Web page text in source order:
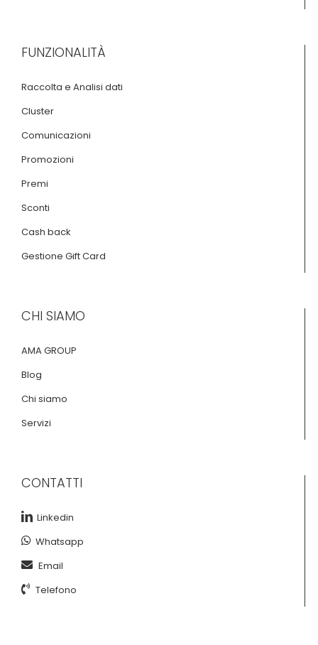
FUNZIONALITÀ
Raccolta e Analisi dati
Cluster
Comunicazioni
Promozioni
Premi
Sconti
Cash back
Gestione Gift Card
CHI SIAMO
AMA GROUP
Blog
Chi siamo
Servizi
CONTATTI
Linkedin
Whatsapp
Email
Telefono